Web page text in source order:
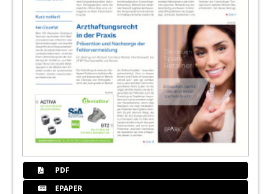
PDF
EPAPER